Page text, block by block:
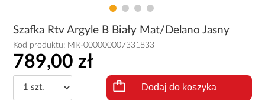
Szafka Rtv Argyle B Biały Mat/Delano Jasny
Kod produktu: MR-000000007331833
789,00 zł
Dodaj do koszyka